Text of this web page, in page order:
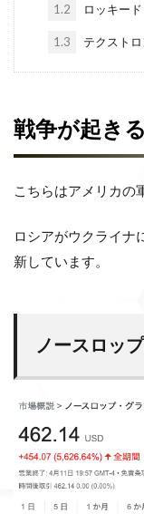
1.2 ロッキー
1.3 テクストロ
戦争が起き
こちらはアメリカの
ロシアがウクライナ
新しています。
ノースロッ